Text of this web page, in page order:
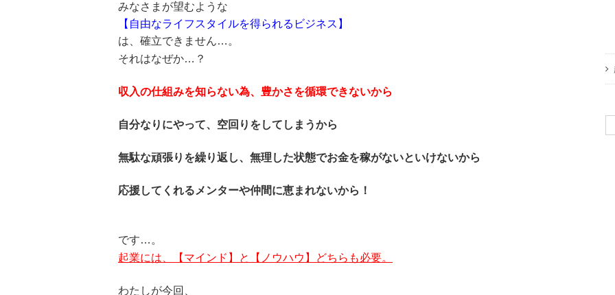
みなさまが望むような
【自由なライフスタイルを得られるビジネス】
は、確立できません…。
それはなぜか…？
収入の仕組みを知らない為、豊かさを循環できないから
自分なりにやって、空回りをしてしまうから
無駄な頑張りを繰り返し、無理した状態でお金を稼がないといけないから
応援してくれるメンターや仲間に恵まれないから！
です…。
起業には、【マインド】と【ノウハウ】どちらも必要。
わたしが今回、